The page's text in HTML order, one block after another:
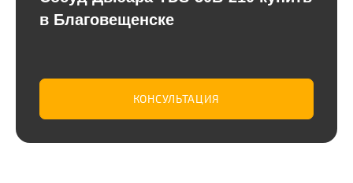
в Благовещенске
КОНСУЛЬТАЦИЯ